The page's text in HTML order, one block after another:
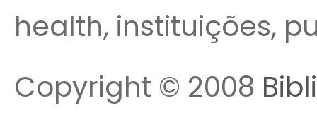
health, instituições,
Copyright © 2008